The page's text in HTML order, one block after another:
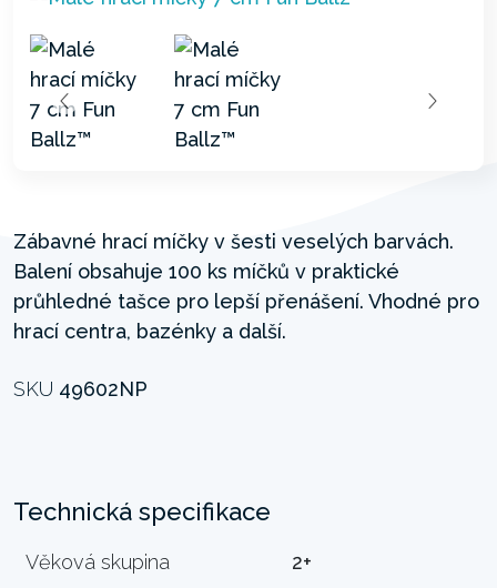
Zábavné hrací míčky v šesti veselých barvách.
Balení obsahuje 100 ks míčků v praktické
průhledné tašce pro lepší přenášení. Vhodné pro
hrací centra, bazénky a další.
SKU 49602NP
Technická specifikace
Věková skupina 2+